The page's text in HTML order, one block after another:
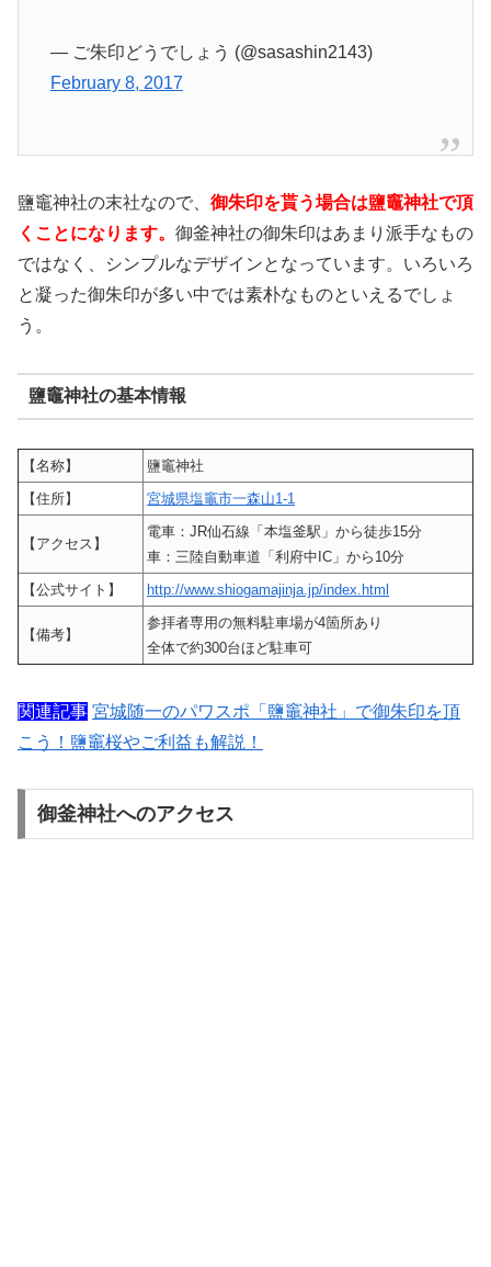
— ご朱印どうでしょう (@sasashin2143)
February 8, 2017
鹽竈神社の末社なので、 御朱印を貰う場合は鹽竈神社で頂
くことになります。 御釜神社の御朱印はあまり派手なもの
ではなく、シンプルなデザインとなっています。いろいろ
と凝った御朱印が多い中では素朴なものといえるでしょ
う。
鹽竈神社の基本情報
【名称】
鹽竈神社
【住所】
宮城県塩竈市一森山1-1
【アクセス】
電車：JR仙石線「本塩釜駅」から徒歩15分
車：三陸自動車道「利府中IC」から10分
【公式サイト】
http://www.shiogamajinja.jp/index.html
【備考】
参拝者専用の無料駐車場が4箇所あり
全体で約300台ほど駐車可
関連記事 宮城随一のパワスポ「鹽竈神社」で御朱印を頂
こう！鹽竈桜やご利益も解説！
御釜神社へのアクセス